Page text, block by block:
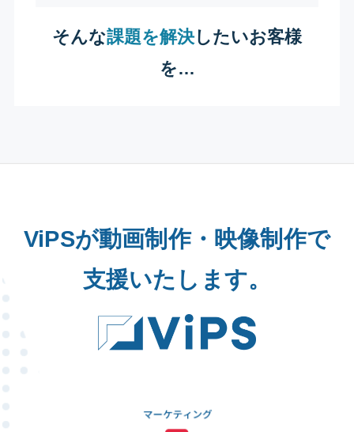
そんな課題を解決したいお客様
を…
ViPSが動画制作・映像制作で
支援いたします。